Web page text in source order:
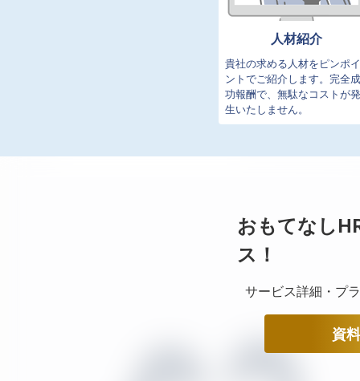
人材紹介
貴社の求める人材をピンポイ
ントでご紹介します。完全成
功報酬で、無駄なコストが発
生いたしません。
おもてなし
ス！
サービス詳細・プ
資